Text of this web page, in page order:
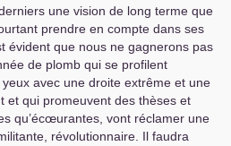
une vision de long terme que
prendre en compte dans ses
évident que nous ne gagnerons pas
de plomb qui se profilent
avec une droite extrême et une
et qui promeuvent des thèses et
qu’écœurantes, vont réclamer une
révolutionnaire. Il faudra